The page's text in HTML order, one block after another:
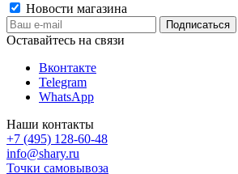
Новости магазина
Оставайтесь на связи
Вконтакте
Telegram
WhatsApp
Наши контакты
+7 (495) 128-60-48
info@shary.ru
Точки самовывоза